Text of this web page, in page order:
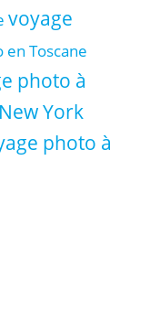
voyage
en Toscane
photo à
York
photo à